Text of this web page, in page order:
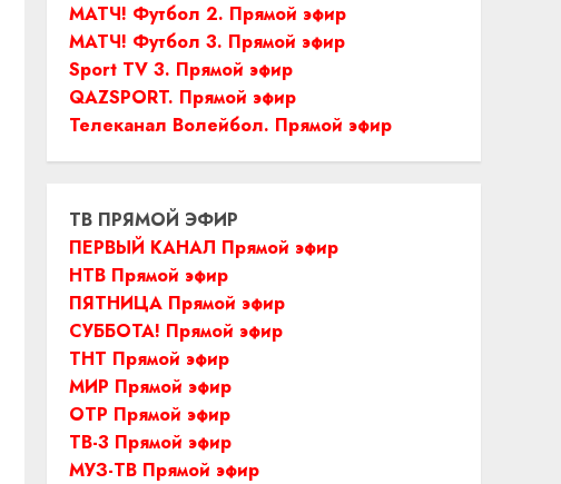
МАТЧ! Футбол 2. Прямой эфир
МАТЧ! Футбол 3. Прямой эфир
Sport TV 3. Прямой эфир
QAZSPORT. Прямой эфир
Телеканал Волейбол. Прямой эфир
ТВ ПРЯМОЙ ЭФИР
ПЕРВЫЙ КАНАЛ Прямой эфир
НТВ Прямой эфир
ПЯТНИЦА Прямой эфир
СУББОТА! Прямой эфир
ТНТ Прямой эфир
МИР Прямой эфир
ОТР Прямой эфир
ТВ-3 Прямой эфир
МУЗ-ТВ Прямой эфир